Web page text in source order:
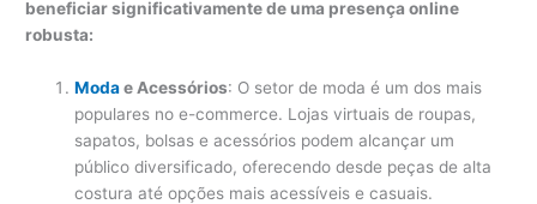
beneficiar significativamente de uma presença online
robusta:
Modae Acessórios: O setor de moda é um dos mais
populares no e-commerce. Lojas virtuais de roupas,
sapatos, bolsas e acessórios podem alcançar um
público diversificado, oferecendo desde peças de alta
costura até opções mais acessíveis e casuais.